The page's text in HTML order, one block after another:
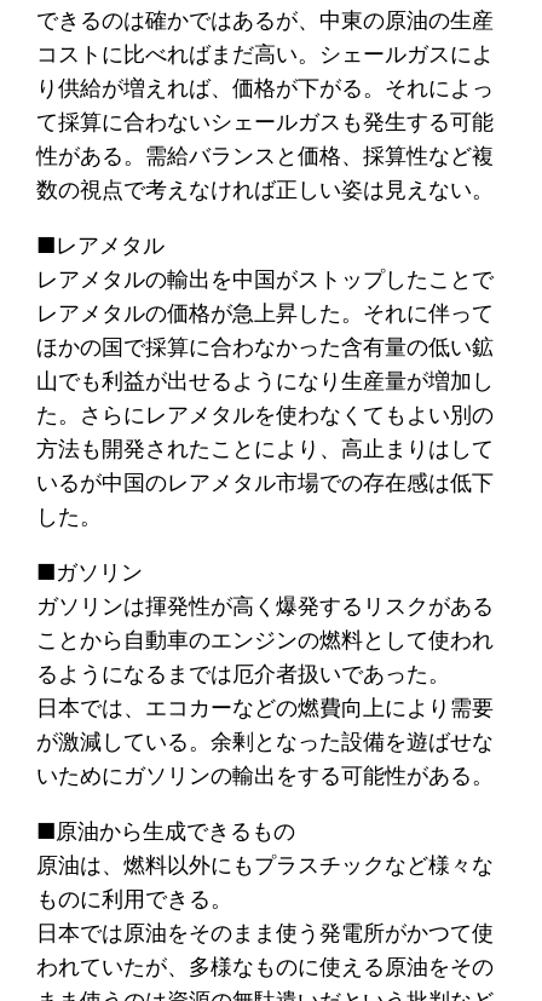
できるのは確かではあるが、中東の原油の生産
コストに比べればまだ高い。シェールガスによ
り供給が増えれば、価格が下がる。それによっ
て採算に合わないシェールガスも発生する可能
性がある。需給バランスと価格、採算性など複
数の視点で考えなければ正しい姿は見えない。
■レアメタル
レアメタルの輸出を中国がストップしたことで
レアメタルの価格が急上昇した。それに伴って
ほかの国で採算に合わなかった含有量の低い鉱
山でも利益が出せるようになり生産量が増加し
た。さらにレアメタルを使わなくてもよい別の
方法も開発されたことにより、高止まりはして
いるが中国のレアメタル市場での存在感は低下
した。
■ガソリン
ガソリンは揮発性が高く爆発するリスクがある
ことから自動車のエンジンの燃料として使われ
るようになるまでは厄介者扱いであった。
日本では、エコカーなどの燃費向上により需要
が激減している。余剰となった設備を遊ばせな
いためにガソリンの輸出をする可能性がある。
■原油から生成できるもの
原油は、燃料以外にもプラスチックなど様々な
ものに利用できる。
日本では原油をそのまま使う発電所がかつて使
われていたが、多様なものに使える原油をその